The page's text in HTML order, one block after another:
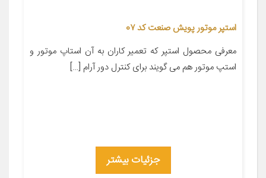
استپر موتور پویش صنعت کد 0۷
معرفی محصول استپر که تعمیر کاران به آن استاپ موتور و
استپ موتور هم می گویند برای کنترل دور آرام […]
جزئیات بیشتر